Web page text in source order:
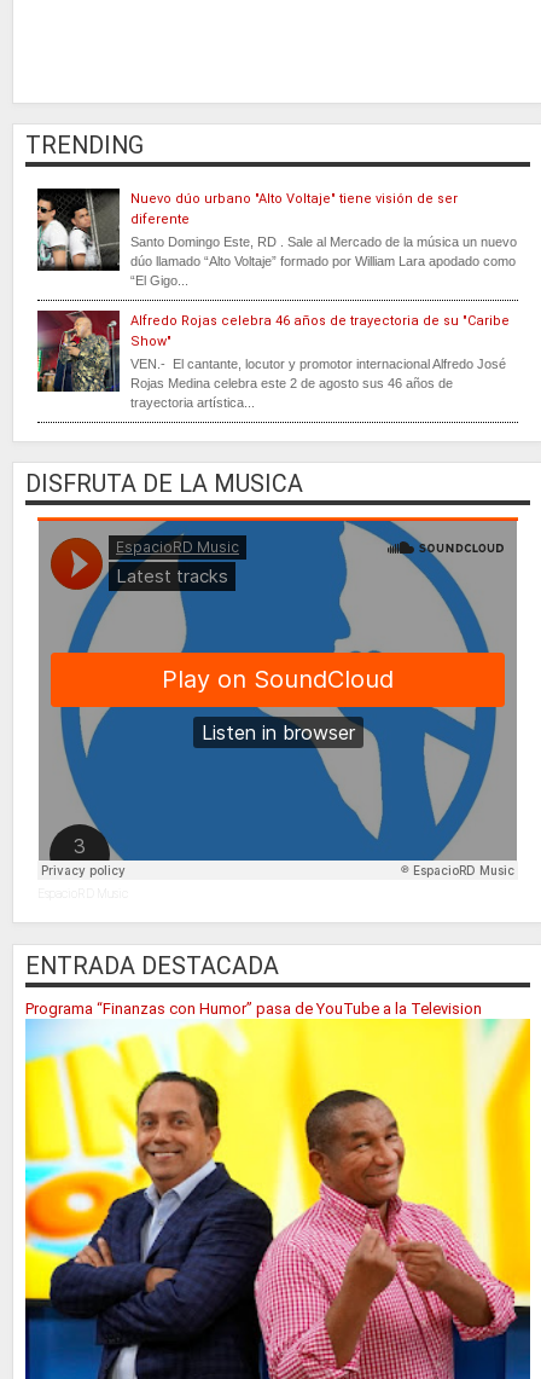
TRENDING
Nuevo dúo urbano "Alto Voltaje" tiene visión de ser
diferente
Santo Domingo Este, RD . Sale al Mercado de la música un nuevo
dúo llamado “Alto Voltaje” formado por William Lara apodado como
“El Gigo...
Alfredo Rojas celebra 46 años de trayectoria de su "Caribe
Show"
VEN.- El cantante, locutor y promotor internacional Alfredo José
Rojas Medina celebra este 2 de agosto sus 46 años de
trayectoria artística...
DISFRUTA DE LA MUSICA
ENTRADA DESTACADA
Programa “Finanzas con Humor” pasa de YouTube a la Television